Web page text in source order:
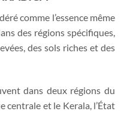
comme l’essence même
des régions spécifiques,
des sols riches et des
dans deux régions du
centrale et le Kerala, l’État